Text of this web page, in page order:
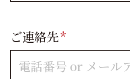
ご連絡先*